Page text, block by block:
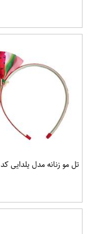
تل مو زنانه مدل یلدایی کد HB-R003